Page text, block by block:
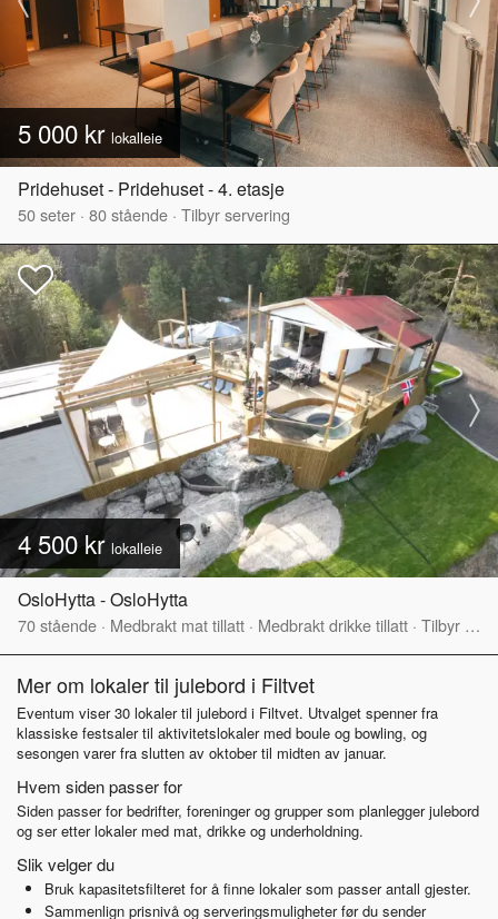
5 000 kr lokalleie
Pridehuset - Pridehuset - 4. etasje
50seter · 80stående · Tilbyr servering
4 500 kr lokalleie
OsloHytta - OsloHytta
70stående · Medbrakt mat tillatt · Medbrakt drikke tillatt · Tilbyr servering
Mer om lokaler til julebord i Filtvet
Eventum viser 30 lokaler til julebord i Filtvet. Utvalget spenner fra
klassiske festsaler til aktivitetslokaler med boule og bowling, og
sesongen varer fra slutten av oktober til midten av januar.
Hvem siden passer for
Siden passer for bedrifter, foreninger og grupper som planlegger julebord
og ser etter lokaler med mat, drikke og underholdning.
Slik velger du
Bruk kapasitetsfilteret for å finne lokaler som passer antall gjester.
Sammenlign prisnivå og serveringsmuligheter før du sender